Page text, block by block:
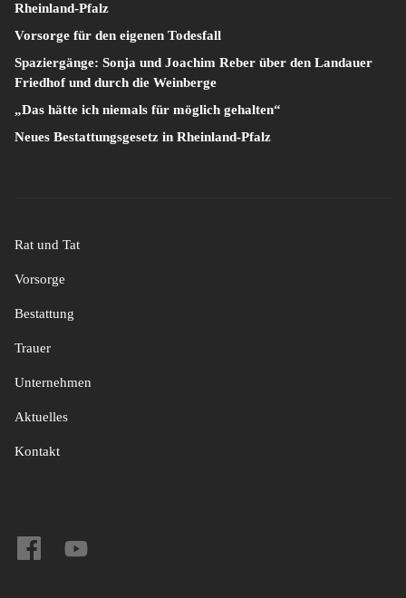
Rheinland-Pfalz
Vorsorge für den eigenen Todesfall
Spaziergänge: Sonja und Joachim Reber über den Landauer
Friedhof und durch die Weinberge
„Das hätte ich niemals für möglich gehalten“
Neues Bestattungsgesetz in Rheinland-Pfalz
Rat und Tat
Vorsorge
Bestattung
Trauer
Unternehmen
Aktuelles
Kontakt